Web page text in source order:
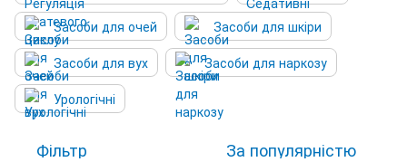
Засоби для очей
Засоби для шкіри
Засоби для вух
Засоби для наркозу
Урологічні
Фільтр За популярністю